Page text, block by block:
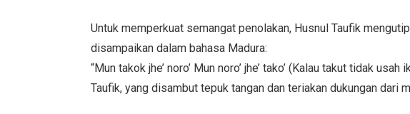
Untuk memperkuat semangat penolakan, Husnul Taufik
disampaikan dalam bahasa Madura:
“Mun takok jhe’ noro’ Mun noro’ jhe’ tako’ (Kalau takut tidak
Taufik, yang disambut tepuk tangan dan teriakan dukungan dari